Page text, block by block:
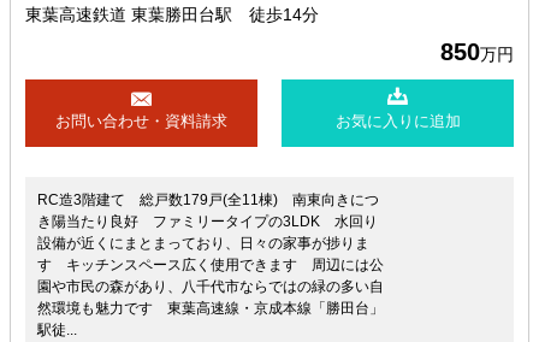
東葉高速鉄道 東葉勝田台駅 徒歩14分
850万円
お問い合わせ・資料請求 お気に入りに追加
RC造3階建て 総戸数179戸(全11棟) 南東向きにつ
き陽当たり良好 ファミリータイプの3LDK 水回り
設備が近くにまとまっており、日々の家事が捗りま
す キッチンスペース広く使用できます 周辺には公
園や市民の森があり、八千代市ならではの緑の多い自
然環境も魅力です 東葉高速線・京成本線「勝田台」
駅徒...